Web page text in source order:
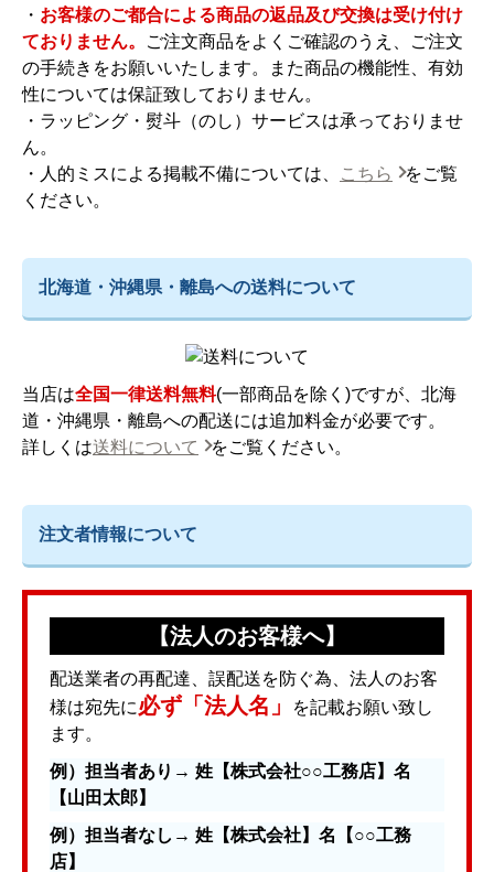
・ お客様のご都合による商品の返品及び交換は受け付け
ておりません。
ご注文商品をよくご確認のうえ、ご注文
の手続きをお願いいたします。また商品の機能性、有効
性については保証致しておりません。
・ラッピング・熨斗（のし）サービスは承っておりませ
ん。
・人的ミスによる掲載不備については、
こちら
をご覧
ください。
北海道・沖縄県・離島への送料について
当店は全国一律送料無料(一部商品を除く)ですが、北海
道・沖縄県・離島への配送には追加料金が必要です。
詳しくは送料について をご覧ください。
注文者情報について
【法人のお客様へ】
配送業者の再配達、誤配送を防ぐ為、法人のお客
様は宛先に必ず「法人名」
を記載お願い致し
ます。
例）担当者あり→ 姓【株式会社○○工務店】名
【山田太郎】
例）担当者なし→ 姓【株式会社】名【○○工務
店】